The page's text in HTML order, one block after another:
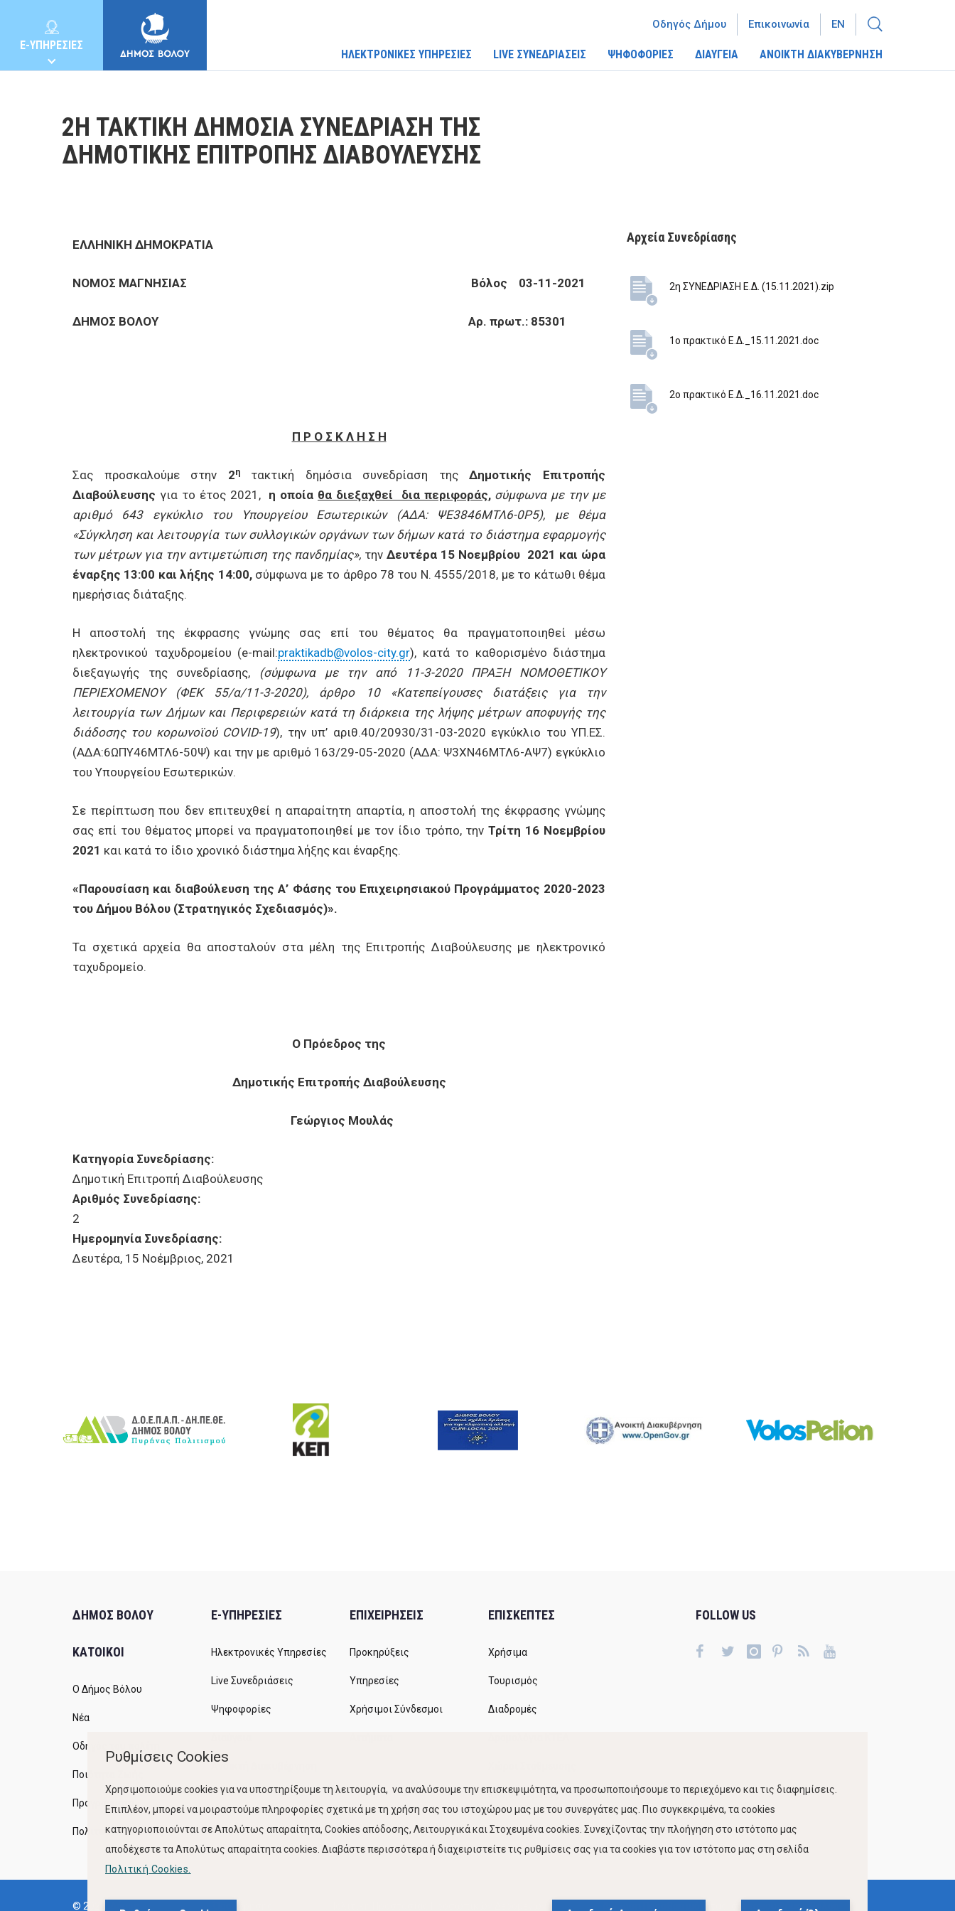
E-ΥΠΗΡΕΣΙΕΣ
ΕΠΙΧΕΙΡΗΣΕΙΣ
ΗΛΕΚΤΡΟΝΙΚΕΣ ΥΠΗΡΕΣΙΕΣ LIVE ΣΥΝΕΔΡΙΑΣΕΙΣ ΨΗΦΟΦΟΡΙΕΣ ΔΙΑΥΓΕΙΑ ΑΝΟΙΚΤΗ ΔΙΑΚΥΒΕΡΝΗΣΗ
Οδηγός Δήμου Επικοινωνία EN
2Η ΤΑΚΤΙΚΗ ΔΗΜΟΣΙΑ ΣΥΝΕΔΡΙΑΣΗ ΤΗΣ
ΔΗΜΟΤΙΚΗΣ ΕΠΙΤΡΟΠΗΣ ΔΙΑΒΟΥΛΕΥΣΗΣ
ΕΛΛΗΝΙΚΗ ΔΗΜΟΚΡΑΤΙΑ
ΝΟΜΟΣ ΜΑΓΝΗΣΙΑΣ Βόλος 03-11-2021
ΔΗΜΟΣ ΒΟΛΟΥ Αρ. πρωτ.: 85301
Π Ρ Ο Σ Κ Λ Η Σ Η
Σας προσκαλούμε στην 2η τακτική δημόσια συνεδρίαση τηςΔημοτικής Επιτροπής
Διαβούλευσης για το έτος 2021,η οποία θα διεξαχθεί δια περιφοράς, σύμφωνα με την με
αριθμό 643 εγκύκλιο του Υπουργείου Εσωτερικών (ΑΔΑ: ΨΕ3846ΜΤΛ6-0Ρ5), με θέμα
«Σύγκληση και λειτουργία των συλλογικών οργάνων των δήμων κατά το διάστημα εφαρμογής
των μέτρων για την αντιμετώπιση της πανδημίας», την Δευτέρα 15 Νοεμβρίου 2021 και ώρα
έναρξης 13:00 και λήξης 14:00,σύμφωνα με το άρθρο 78 του Ν. 4555/2018, με το κάτωθι θέμα
ημερήσιας διάταξης.
Η αποστολή της έκφρασης γνώμης σας επί του θέματος θα πραγματοποιηθεί μέσω
ηλεκτρονικού ταχυδρομείου (e-mail:praktikadb@volos-city.gr), κατά το καθορισμένο διάστημα
διεξαγωγής της συνεδρίασης, (σύμφωνα με την από 11-3-2020 ΠΡΑΞΗ ΝΟΜΟΘΕΤΙΚΟΥ
ΠΕΡΙΕΧΟΜΕΝΟΥ (ΦΕΚ 55/α/11-3-2020), άρθρο 10 «Κατεπείγουσες διατάξεις για την
λειτουργία των Δήμων και Περιφερειών κατά τη διάρκεια της λήψης μέτρων αποφυγής της
διάδοσης του κορωνοϊού COVID-19), την υπ’ αριθ.40/20930/31-03-2020 εγκύκλιο του ΥΠ.ΕΣ.
(ΑΔΑ:6ΩΠΥ46ΜΤΛ6-50Ψ) και την με αριθμό 163/29-05-2020 (ΑΔΑ: Ψ3ΧΝ46ΜΤΛ6-ΑΨ7) εγκύκλιο
του Υπουργείου Εσωτερικών.
Σε περίπτωση που δεν επιτευχθεί η απαραίτητη απαρτία, η αποστολή της έκφρασης γνώμης
σας επί του θέματος μπορεί να πραγματοποιηθεί με τον ίδιο τρόπο, τηνΤρίτη 16 Νοεμβρίου
2021 και κατά το ίδιο χρονικό διάστημα λήξης και έναρξης.
«Παρουσίαση και διαβούλευση της Α’ Φάσης του Επιχειρησιακού Προγράμματος 2020-2023
του Δήμου Βόλου (Στρατηγικός Σχεδιασμός)».
Τα σχετικά αρχεία θα αποσταλούν στα μέλη της Επιτροπής Διαβούλευσης με ηλεκτρονικό
ταχυδρομείο.
Ο Πρόεδρος της
Δημοτικής Επιτροπής Διαβούλευσης
Γεώργιος Μουλάς
Κατηγορία Συνεδρίασης:
Δημοτική Επιτροπή Διαβούλευσης
Αριθμός Συνεδρίασης:
2
Ημερομηνία Συνεδρίασης:
Δευτέρα, 15 Νοέμβριος, 2021
Αρχεία Συνεδρίασης
2η ΣΥΝΕΔΡΙΑΣΗ Ε.Δ. (15.11.2021).zip
1ο πρακτικό Ε.Δ._15.11.2021.doc
2ο πρακτικό Ε.Δ._16.11.2021.doc
ΔΗΜΟΣ ΒΟΛΟΥ
ΚΑΤΟΙΚΟΙ
Ο Δήμος Βόλου
Νέα
Οδηγός του πολίτη
Ποιότητα Ζωής
Προγράμματα
Πολιτική Ποιότητας
E-ΥΠΗΡΕΣΙΕΣ
Ηλεκτρονικές Υπηρεσίες
Live Συνεδριάσεις
Ψηφοφορίες
ΕΠΙΧΕΙΡΗΣΕΙΣ
Προκηρύξεις
Υπηρεσίες
Χρήσιμοι Σύνδεσμοι
ΕΠΙΣΚΕΠΤΕΣ
Χρήσιμα
Τουρισμός
Διαδρομές
Κίνηση Λιμένος
FOLLOW US
© 2023, Δήμος Δήλωση Προσβασιμότητας Ιστότοπου Δήμου Βόλου
Ρυθμίσεις Cookies
Χρησιμοποιούμε cookies για να υποστηρίξουμε τη λειτουργία, να αναλύσουμε την επισκεψιμότητα, να προσωποποιήσουμε το περιεχόμενο και τις διαφημίσεις.
Επιπλέον, μπορεί να μοιραστούμε πληροφορίες σχετικά με τη χρήση σας του ιστοχώρου μας με του συνεργάτες μας. Πιο συγκεκριμένα, τα cookies
κατηγοριοποιούνται σε Απολύτως απαραίτητα, Cookies απόδοσης, Λειτουργικά και Στοχευμένα cookies. Συνεχίζοντας την πλοήγηση στο ιστότοπο μας
αποδέχεστε τα Απολύτως απαραίτητα cookies. Διαβάστε περισσότερα ή διαχειριστείτε τις ρυθμίσεις σας για τα cookies για τον ιστότοπο μας στη σελίδα
Πολιτική Cookies.